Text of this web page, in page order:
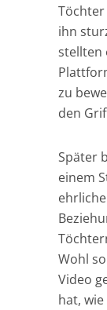
Töchter
ihn
stellten
zu
den
Später
einem
Wohl
Video
hat,